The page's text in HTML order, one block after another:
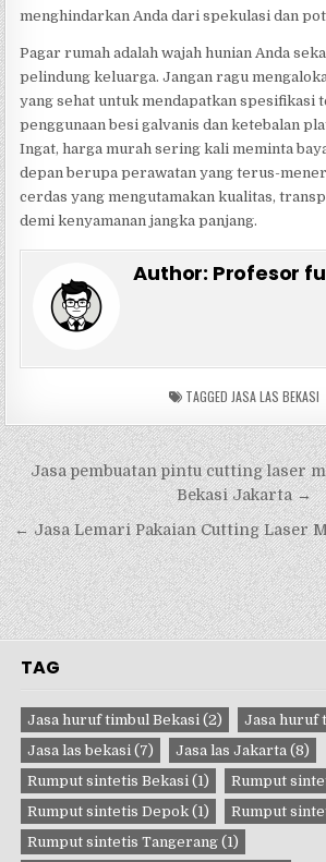
menghindarkan Anda dari spekulasi dan
Pagar rumah adalah wajah hunian Anda
pelindung keluarga. Jangan ragu
yang sehat untuk mendapatkan spesifikasi
penggunaan besi galvanis dan ketebalan
Ingat, harga murah sering kali meminta
depan berupa perawatan yang terus-
cerdas yang mengutamakan kualitas,
demi kenyamanan jangka panjang.
Author: Profesor
TAGGED JASA LAS BEKASI
Navigasi
pos
Jasa pembuatan pintu cutting laser
Bekasi Jakarta →
← Jasa Lemari Pakaian Cutting Laser
TAG
Jasa huruf timbul Bekasi (2) Jasa huruf
Jasa las bekasi (7) Jasa las Jakarta (8)
Rumput sintetis Bekasi (1) Rumput
Rumput sintetis Depok (1) Rumput
Rumput sintetis Tangerang (1)